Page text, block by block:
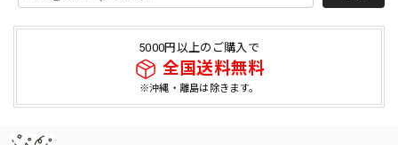
5000円以上のご購入で
全国送料無料
※沖縄・離島は除きます。